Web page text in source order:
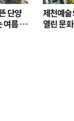
단양
여름 힐
제천예
열린 문